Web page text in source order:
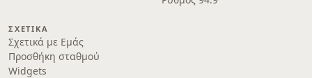
ΣΧΕΤΙΚΆ
Σχετικά με Εμάς
Προσθήκη σταθμού
Widgets